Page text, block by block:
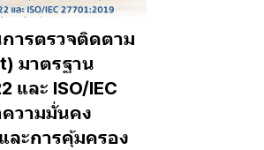
ารตรวจติดตาม
มาตรฐาน
และ ISO/IEC
วามมั่นคง
ะการคุ้มครอง